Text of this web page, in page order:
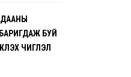
БУЙ
ЧИГЛЭЛ